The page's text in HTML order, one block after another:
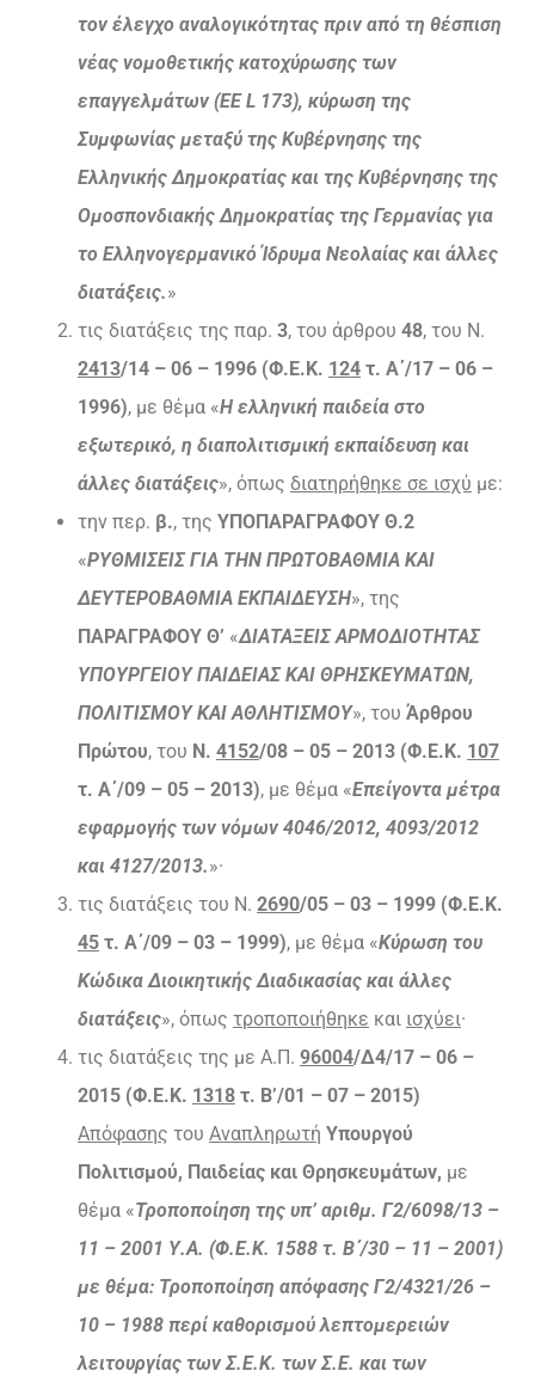
τον έλεγχο αναλογικότητας πριν από τη θέσπιση
νέας νομοθετικής κατοχύρωσης των
επαγγελμάτων (EE L 173), κύρωση της
Συμφωνίας μεταξύ της Κυβέρνησης της
Ελληνικής Δημοκρατίας και της Κυβέρνησης της
Ομοσπονδιακής Δημοκρατίας της Γερμανίας για
το Ελληνογερμανικό Ίδρυμα Νεολαίας και άλλες
διατάξεις.»
τις διατάξεις της παρ. 3, του άρθρου 48, του Ν.
2413/14 – 06 – 1996 (Φ.Ε.Κ. 124 τ. Α΄/17 – 06 –
1996), με θέμα «Η ελληνική παιδεία στο
εξωτερικό, η διαπολιτισμική εκπαίδευση και
άλλες διατάξεις», όπως διατηρήθηκε σε ισχύ με:
την περ. β., της ΥΠΟΠΑΡΑΓΡΑΦΟΥ Θ.2
«ΡΥΘΜΙΣΕΙΣ ΓΙΑ ΤΗΝ ΠΡΩΤΟΒΑΘΜΙΑ ΚΑΙ
ΔΕΥΤΕΡΟΒΑΘΜΙΑ ΕΚΠΑΙΔΕΥΣΗ», της
ΠΑΡΑΓΡΑΦΟΥ Θ’ «ΔΙΑΤΑΞΕΙΣ ΑΡΜΟΔΙΟΤΗΤΑΣ
ΥΠΟΥΡΓΕΙΟΥ ΠΑΙΔΕΙΑΣ ΚΑΙ ΘΡΗΣΚΕΥΜΑΤΩΝ,
ΠΟΛΙΤΙΣΜΟΥ ΚΑΙ ΑΘΛΗΤΙΣΜΟΥ», του Άρθρου
Πρώτου, του Ν. 4152/08 – 05 – 2013 (Φ.Ε.Κ. 107
τ. Α΄/09 – 05 – 2013), με θέμα «Επείγοντα μέτρα
εφαρμογής των νόμων 4046/2012, 4093/2012
και 4127/2013.»·
τις διατάξεις του Ν. 2690/05 – 03 – 1999 (Φ.Ε.Κ.
45 τ. Α΄/09 – 03 – 1999), με θέμα «Κύρωση του
Κώδικα Διοικητικής Διαδικασίας και άλλες
διατάξεις», όπως τροποποιήθηκε και ισχύει·
τις διατάξεις της με Α.Π. 96004/Δ4/17 – 06 –
2015 (Φ.Ε.Κ. 1318 τ. Β’/01 – 07 – 2015)
Απόφασης του Αναπληρωτή Υπουργού
Πολιτισμού, Παιδείας και Θρησκευμάτων, με
θέμα «Τροποποίηση της υπ’ αριθμ. Γ2/6098/13 –
11 – 2001 Υ.Α. (Φ.Ε.Κ. 1588 τ. Β΄/30 – 11 – 2001)
με θέμα: Τροποποίηση απόφασης Γ2/4321/26 –
10 – 1988 περί καθορισμού λεπτομερειών
λειτουργίας των Σ.Ε.Κ. των Σ.Ε. και των